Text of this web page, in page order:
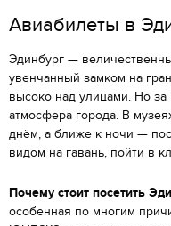
Aвиабилеты в
Эдинбург —
увенчанный замком на
высоко над улицами. Но за
атмосфера города. В
днём, а ближе к ночи —
видом на гавань, пойти в
Почему стоит посетить
особенная по многим